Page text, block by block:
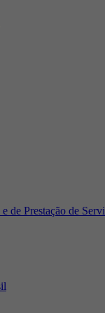
de Prestação de